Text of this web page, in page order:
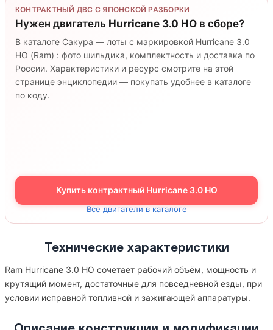
КОНТРАКТНЫЙ ДВС С ЯПОНСКОЙ РАЗБОРКИ
Нужен двигатель Hurricane 3.0 HO в сборе?
В каталоге Сакура — лоты с маркировкой Hurricane 3.0
HO (Ram) : фото шильдика, комплектность и доставка по
России. Характеристики и ресурс смотрите на этой
странице энциклопедии — покупать удобнее в каталоге
по коду.
Купить контрактный Hurricane 3.0 HO
Все двигатели в каталоге
Технические характеристики
Ram Hurricane 3.0 HO сочетает рабочий объём, мощность и
крутящий момент, достаточные для повседневной езды, при
условии исправной топливной и зажигающей аппаратуры.